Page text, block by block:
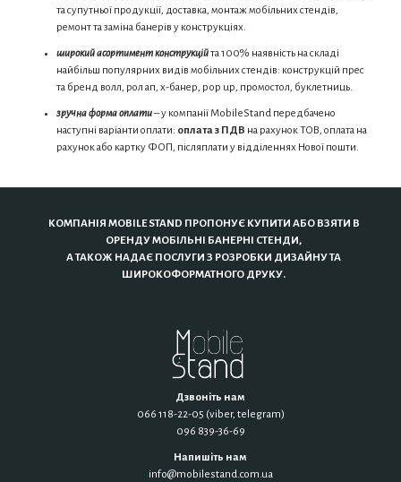
та супутньої продукції, доставка, монтаж мобільних стендів,
ремонт та заміна банерів у конструкціях.
широкий асортимент конструкційта 100% наявність на складі
найбільш популярних видів мобільних стендів: конструкцій прес
та бренд волл, рол ап, х-банер, pop uр, промостол, буклетниць.
зручна форма оплати– у компанії MobileStand передбачено
наступні варіанти оплати: оплата з ПДВ на рахунок ТОВ, оплата на
рахунок або картку ФОП, післяплати у відділеннях Нової пошти.
КОМПАНІЯ MOBILE STAND ПРОПОНУЄ КУПИТИ АБО ВЗЯТИ В
ОРЕНДУ МОБІЛЬНІ БАНЕРНІ СТЕНДИ,
А ТАКОЖ НАДАЄ ПОСЛУГИ З РОЗРОБКИ ДИЗАЙНУ ТА
ШИРОКОФОРМАТНОГО ДРУКУ.
Дзвоніть нам
066 118-22-05 (viber, telegram)
096 839-36-69
Напишіть нам
info@mobilestand.com.ua